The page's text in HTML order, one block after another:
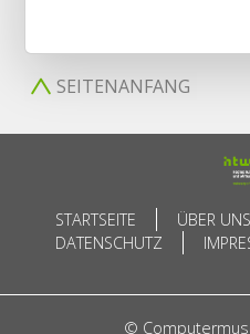
SEITENANFANG
STARTSEITE ÜBER UNS
DATENSCHUTZ
©